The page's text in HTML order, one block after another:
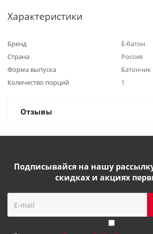
Характеристики
Бренд
Ё-батон
Страна
Россия
Форма выпуска
Батончик
Количество порций
1
Отзывы
Подписывайся на нашу
скидках и акциях